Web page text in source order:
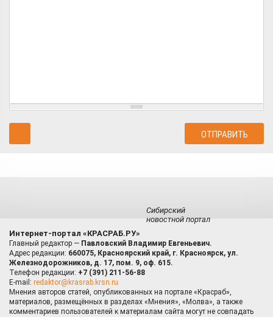
Сибирский
новостной портал
Интернет-портал «КРАСРАБ.РУ»
Главный редактор — Павловский Владимир Евгеньевич.
Адрес редакции: 660075, Красноярский край, г. Красноярск, ул.
Железнодорожников, д. 17, пом. 9, оф. 615.
Телефон редакции: +7 (391) 211-56-88
E-mail: redaktor@krasrab.krsn.ru
Мнения авторов статей, опубликованных на портале «Красраб»,
материалов, размещённых в разделах «Мнения», «Молва», а также
комментариев пользователей к материалам сайта могут не совпадать